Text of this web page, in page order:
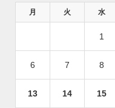
月 火 水
1
6 7 8
13 14 15